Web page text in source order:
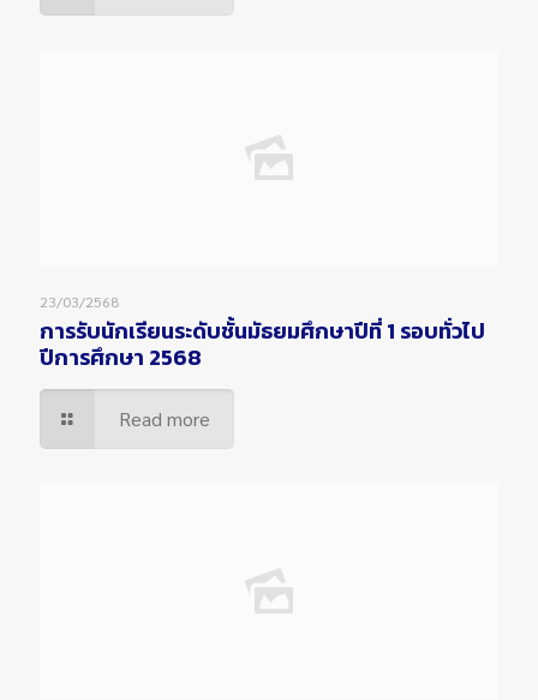
23/03/2568
การรับนักเรียนระดับชั้นมัธยมศึกษาปีที่ 1 รอบทั่วไป
ปีการศึกษา 2568
Read more